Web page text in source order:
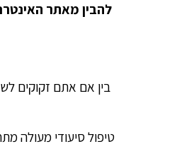
להבין מאתר
בין אם אתם זקוקים
טיפול סיעודי מעולה